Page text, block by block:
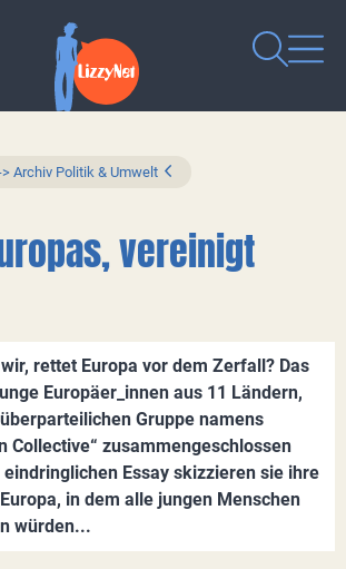
Archiv Politik & Umwelt
vereinigt
rettet Europa vor dem Zerfall? Das
Europäer_innen aus 11 Ländern,
Gruppe namens
Collective“ zusammengeschlossen
Essay skizzieren sie ihre
in dem alle jungen Menschen
würden...